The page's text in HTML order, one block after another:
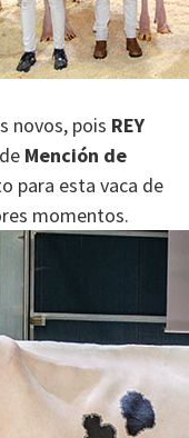
novos, pois REY
Mención de
para esta vaca de
momentos.